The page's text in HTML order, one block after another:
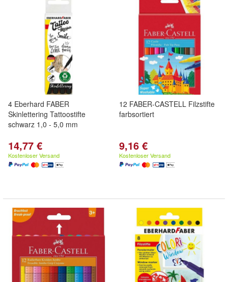
4 Eberhard FABER
Skinlettering Tattoostifte
schwarz 1,0 - 5,0 mm
14,77 €
Kostenloser Versand
12 FABER-CASTELL Filzstifte
farbsortiert
9,16 €
Kostenloser Versand